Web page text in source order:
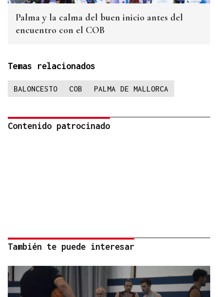
Palma y la calma del buen inicio antes del
encuentro con el COB
Temas relacionados
BALONCESTO COB PALMA DE MALLORCA
Contenido patrocinado
También te puede interesar